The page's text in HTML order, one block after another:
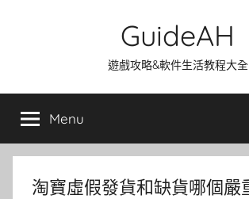
GuideAH
遊戲攻略&軟件生活教程大全
Menu
淘寶虛假發貨和缺貨哪個嚴